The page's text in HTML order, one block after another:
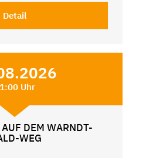
Detail
Uhr
DEM WARNDT-
WEG